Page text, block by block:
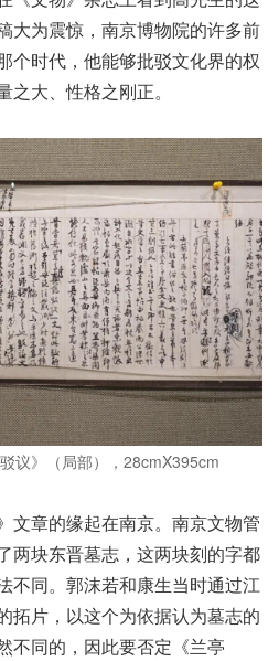
大为震惊，南京博物院的许多前
个时代，他能够批驳文化界的权
大、性格之刚正。
议》（局部），28cmX395cm
章的缘起在南京。南京文物管
两块东晋墓志，这两块刻的字都
不同。郭沫若和康生当时通过江
拓片，以这个为依据认为墓志的
不同的，因此要否定《兰亭